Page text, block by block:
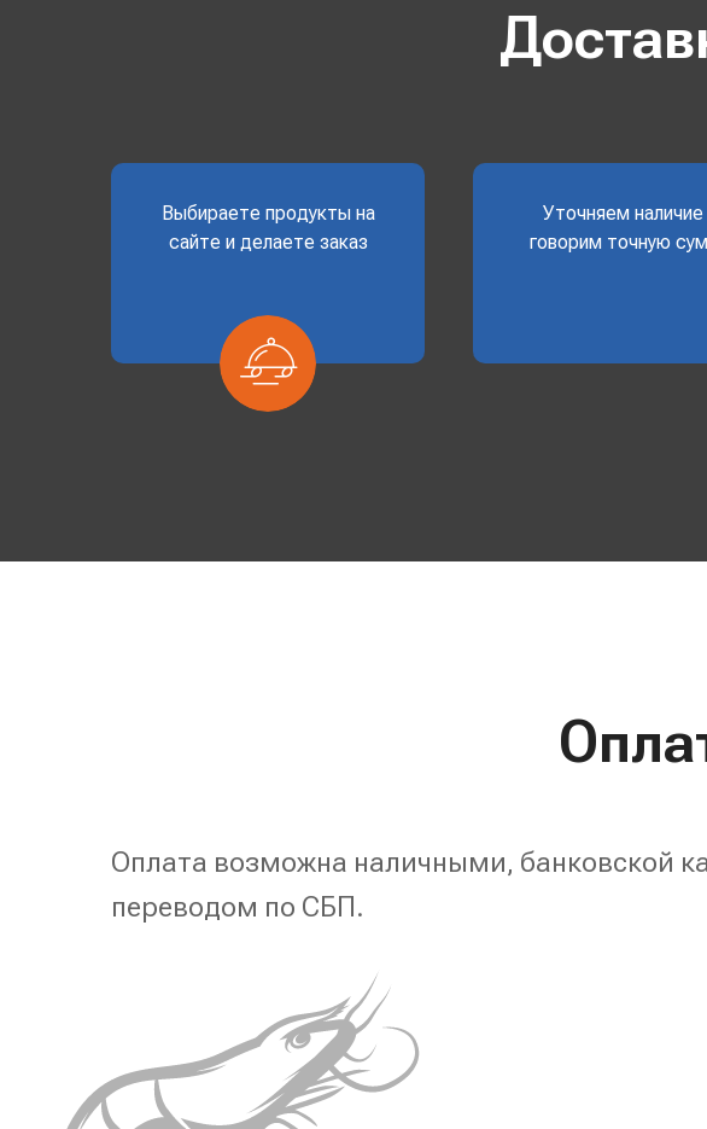
Выбираете продукты на
сайте и делаете заказ
Уточняем наличие
говорим точную
Оплата возможна наличными, банковской
переводом по СБП.